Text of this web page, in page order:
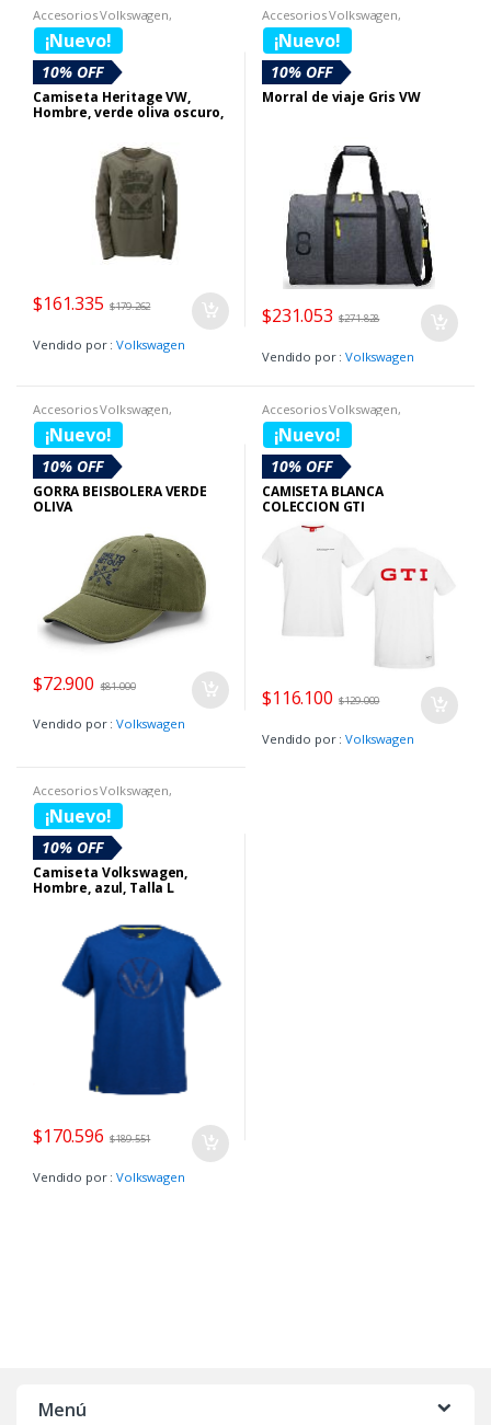
Accesorios Volkswagen,
Boutique Volkswagen
10% OFF
¡Nuevo!
Camiseta Heritage VW,
Hombre, verde oliva oscuro,
$161.335 $179.262
Vendido por :Volkswagen
Accesorios Volkswagen,
Boutique Volkswagen
Morrales,SECCION BOUTIQUE
DIA DE LA MUJER
10% OFF
¡Nuevo!
Morral de viaje Gris VW
$231.053 $271.828
Vendido por :Volkswagen
Accesorios Volkswagen,
Boutique Volkswagen
10% OFF
¡Nuevo!
GORRA BEISBOLERA VERDE
OLIVA
$72.900 $81.000
Vendido por :Volkswagen
Accesorios Volkswagen,
Boutique Volkswagen
10% OFF
¡Nuevo!
CAMISETA BLANCA
COLECCION GTI
$116.100 $129.000
Vendido por :Volkswagen
Accesorios Volkswagen,
Boutique Volkswagen
10% OFF
¡Nuevo!
Camiseta Volkswagen,
Hombre, azul, Talla L
$170.596 $189.551
Vendido por :Volkswagen
Menú